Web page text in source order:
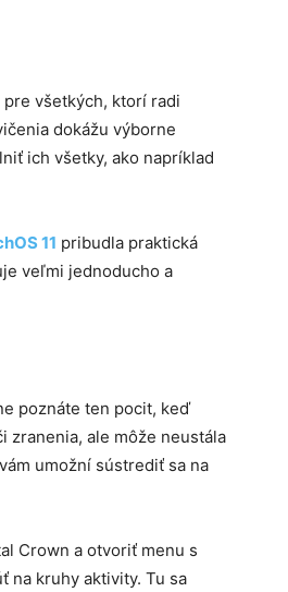
všetkých, ktorí radi
dokážu výborne
ich všetky, ako napríklad
11 pribudla praktická
veľmi jednoducho a
poznáte ten pocit, keď
zranenia, ale môže neustála
umožní sústrediť sa na
Crown a otvoriť menu s
na kruhy aktivity. Tu sa